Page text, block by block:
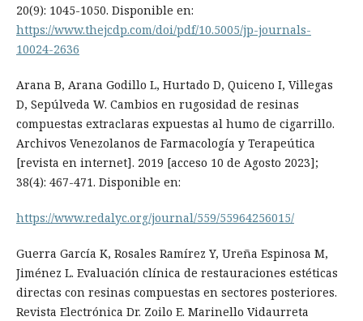
20(9): 1045-1050. Disponible en:
https://www.thejcdp.com/doi/pdf/10.5005/jp-journals-
10024-2636
Arana B, Arana Godillo L, Hurtado D, Quiceno I, Villegas
D, Sepúlveda W. Cambios en rugosidad de resinas
compuestas extraclaras expuestas al humo de cigarrillo.
Archivos Venezolanos de Farmacología y Terapeútica
[revista en internet]. 2019 [acceso 10 de Agosto 2023];
38(4): 467-471. Disponible en:
https://www.redalyc.org/journal/559/55964256015/
Guerra García K, Rosales Ramírez Y, Ureña Espinosa M,
Jiménez L. Evaluación clínica de restauraciones estéticas
directas con resinas compuestas en sectores posteriores.
Revista Electrónica Dr. Zoilo E. Marinello Vidaurreta